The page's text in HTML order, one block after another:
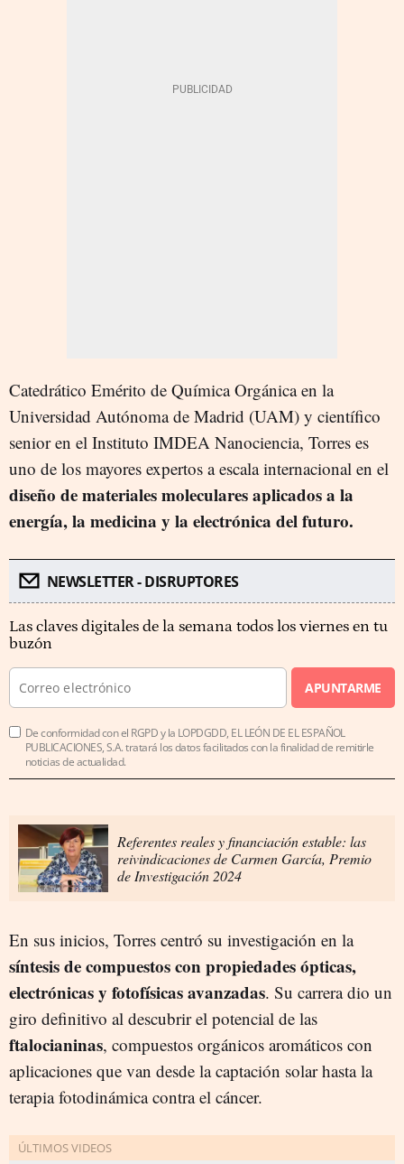
Catedrático Emérito de Química Orgánica en la
Universidad Autónoma de Madrid (UAM) y científico
senior en el Instituto IMDEA Nanociencia, Torres es
uno de los mayores expertos a escala internacional en el
diseño de materiales moleculares aplicados a la
energía, la medicina y la electrónica del futuro.
NEWSLETTER - DISRUPTORES
Las claves digitales de la semana todos los viernes en tu
buzón
APUNTARME
De conformidad con el RGPD y la LOPDGDD, EL LEÓN DE EL ESPAÑOL
PUBLICACIONES, S.A. tratará los datos facilitados con la finalidad de remitirle
noticias de actualidad.
Referentes reales y financiación estable: las
reivindicaciones de Carmen García, Premio
de Investigación 2024
En sus inicios, Torres centró su investigación en la
síntesis de compuestos con propiedades ópticas,
electrónicas y fotofísicas avanzadas. Su carrera dio un
giro definitivo al descubrir el potencial de las
ftalocianinas, compuestos orgánicos aromáticos con
aplicaciones que van desde la captación solar hasta la
terapia fotodinámica contra el cáncer.